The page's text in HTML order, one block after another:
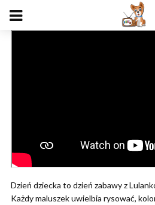
Dzień dziecka to dzień zabawy z
Każdy maluszek uwielbia rysować,